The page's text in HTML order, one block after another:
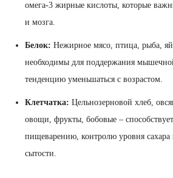
омега-3 жирные кислоты, которые
и мозга.
Белок: Нежирное мясо, птица, рыба,
необходимы для поддержания
тенденцию уменьшаться с возрастом.
Клетчатка: Цельнозерновой хлеб,
овощи, фрукты, бобовые –
пищеварению, контролю уровня сахара
сытости.